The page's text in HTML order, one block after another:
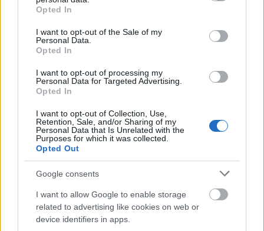
grant or deny consent to Google and its third-party tags to
use your data for below specified purposes in below Google
consent section.
Opted In
I want to opt-out of the Sale of my
Personal Data.
Opted In
I want to opt-out of processing my
Personal Data for Targeted Advertising.
Opted In
I want to opt-out of Collection, Use,
Retention, Sale, and/or Sharing of my
Personal Data that Is Unrelated with the
Purposes for which it was collected.
Opted Out
Google consents
I want to allow Google to enable storage
related to advertising like cookies on web or
device identifiers in apps.
Η άλλη όψη: Η ανισότητα μεγαλώνει
Παρά την αλματώδη αύξηση του παγκόσμιου
πλούτου, η Oxfam προειδοποιεί ότι η φτώχεια δεν
υποχωρεί με τον ίδιο ρυθμό.
Όπως επισημαίνει ο αναλυτής δημόσιας πολιτικής
της οργάνωσης, Μίσα Μασλένικοφ, η συνολική
περιουσία των δισεκατομμυριούχων έχει αυξηθεί
κατά 81% σε σχέση με το 2020, ενώ
η ακραία
φτώχεια εξακολουθεί να αυξάνεται σε αρκετές
περιοχές του πλανήτη, ιδιαίτερα στην Αφρική.